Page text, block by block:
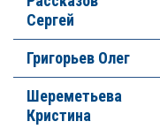
Сергей
Григорьев Олег
Шереметьева
Кристина